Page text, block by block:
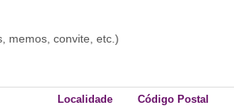
memos, convite, etc.)
Localidade Código Postal